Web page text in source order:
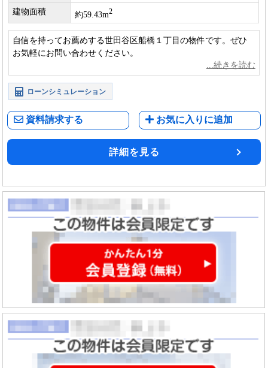
建物面積 約59.43m2
自信を持ってお薦めする世田谷区船橋１丁目の物件です。ぜひ
お気軽にお問い合わせください。
ローンシミュレーション
資料請求する お気に入りに追加
詳細を見る